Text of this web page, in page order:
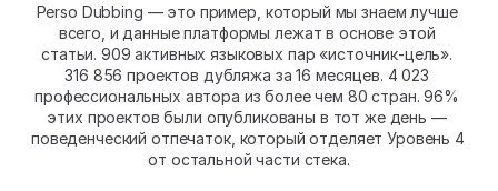
Perso Dubbing — это пример, который мы знаем лучше
всего, и данные платформы лежат в основе этой
статьи. 909 активных языковых пар «источник-цель».
316 856 проектов дубляжа за 16 месяцев. 4 023
профессиональных автора из более чем 80 стран. 96%
этих проектов были опубликованы в тот же день —
поведенческий отпечаток, который отделяет Уровень 4
от остальной части стека.